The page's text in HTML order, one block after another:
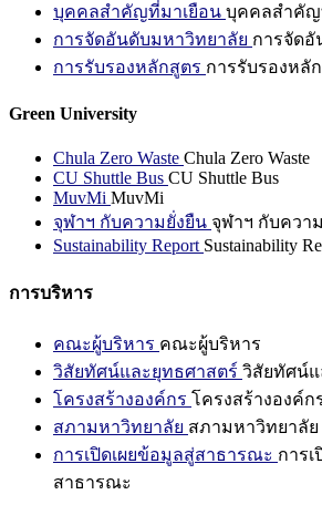
บุคคลสำคัญที่มาเยือน บุคคลสำคัญ
การจัดอันดับมหาวิทยาลัย การจัดอั
การรับรองหลักสูตร การรับรองหลั
Green University
Chula Zero Waste Chula Zero Waste
CU Shuttle Bus CU Shuttle Bus
MuvMi MuvMi
จุฬาฯ กับความยั่งยืน จุฬาฯ กับควา
Sustainability Report Sustainability
การบริหาร
คณะผู้บริหาร คณะผู้บริหาร
วิสัยทัศน์และยุทธศาสตร์ วิสัยทัศน์
โครงสร้างองค์กร โครงสร้างองค์ก
สภามหาวิทยาลัย สภามหาวิทยาลัย
การเปิดเผยข้อมูลสู่สาธารณะ การ
สาธารณะ